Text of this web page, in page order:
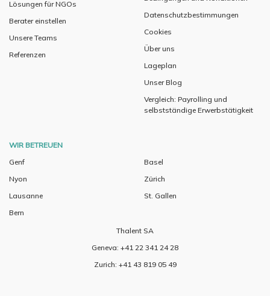
Lösungen für NGOs
Berater einstellen
Unsere Teams
Referenzen
Datenschutzbestimmungen
Cookies
Über uns
Lageplan
Unser Blog
Vergleich: Payrolling und
selbstständige Erwerbstätigkeit
WIR BETREUEN
Genf
Nyon
Lausanne
Bern
Basel
Zürich
St. Gallen
Thalent SA
Geneva: +41 22 341 24 28
Zurich: +41 43 819 05 49